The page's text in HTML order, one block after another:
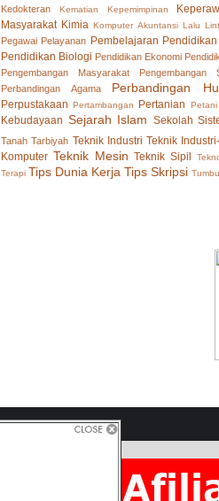
Kedokteran
Kematian Kepemimpinan
Masyarakat Kimia Komputer Akuntansi Lalu
Pegawai Pelayanan Pembelajaran
Pendidikan Biologi Pendidikan Ekonomi
Pengembangan Masyarakat Pengembangan
Perbandingan Agama Perbandingan
Perpustakaan Pertambangan Pertanian Petani
Kebudayaan Sejarah Islam Sekolah
Tanah Tarbiyah Teknik Industri Teknik
Komputer Teknik Mesin Teknik Sipil
Terapi Tips Dunia Kerja Tips Skripsi